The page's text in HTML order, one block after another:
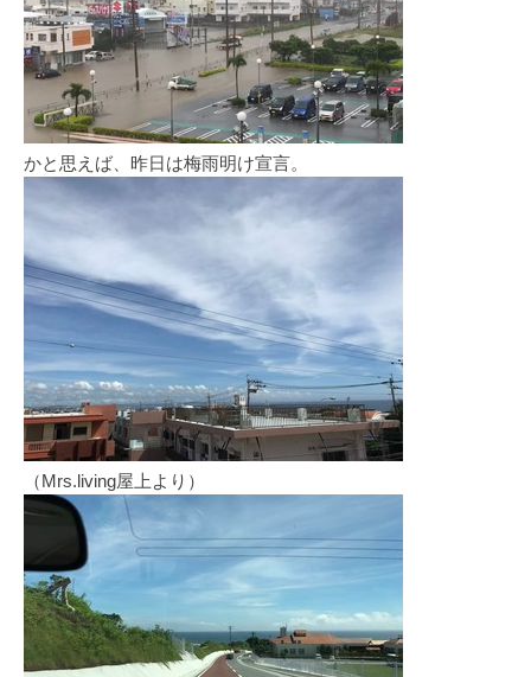
かと思えば、昨日は梅雨明け宣言。
（Mrs.living屋上より）